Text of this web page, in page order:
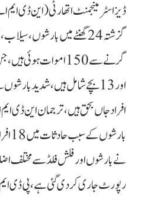
ڈیزاسٹر مینجمنٹ اتھارٹی (این ڈی
گزشتہ 24 گھنٹے میں بارشوں،
افراد جاں بحق ہیں، ترجمان این ڈی ایم
نے بارشوں اور فلش فلڈ سے مختلف
رپورٹ جاری کردی گئی ہے، پی ڈی